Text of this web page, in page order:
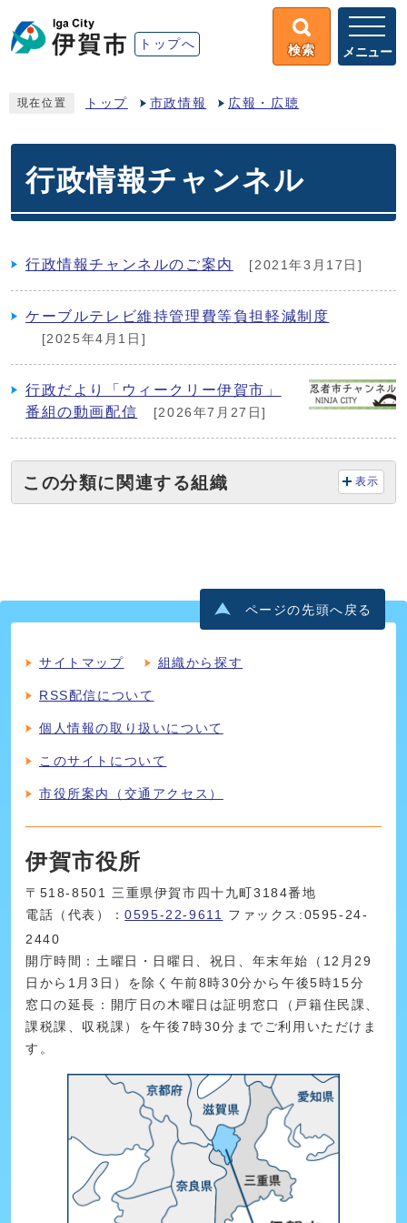
トップへ 検索 メニュー
現在位置 トップ 市政情報 広報・広聴
行政情報チャンネル
行政情報チャンネルのご案内 [2021年3月17日]
ケーブルテレビ維持管理費等負担軽減制度
[2025年4月1日]
行政だより「ウィークリー伊賀市」
番組の動画配信
[2026年7月27日]
この分類に関連する組織 表示
ページの先頭へ戻る
サイトマップ 組織から探す
RSS配信について
個人情報の取り扱いについて
このサイトについて
市役所案内（交通アクセス）
伊賀市役所
〒518-8501 三重県伊賀市四十九町3184番地
電話（代表）：0595-22-9611
ファックス:0595-24-
2440
開庁時間：土曜日・日曜日、祝日、年末年始（12月29
日から1月3日）を除く午前8時30分から午後5時15分
窓口の延長：開庁日の木曜日は証明窓口（戸籍住民課、
課税課、収税課）を午後7時30分までご利用いただけま
す。